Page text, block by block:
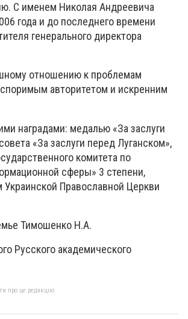
С именем Николая Андреевича
года и до последнего времени
генерального директора
отношению к проблемам
авторитетом и искренним
наградами: медалью «За заслуги
«За заслуги перед Луганском»,
комитета по
сферы» 3 степени,
Православной Церкви
Тимошенко Н.А.
Русского академического
про це редакцію